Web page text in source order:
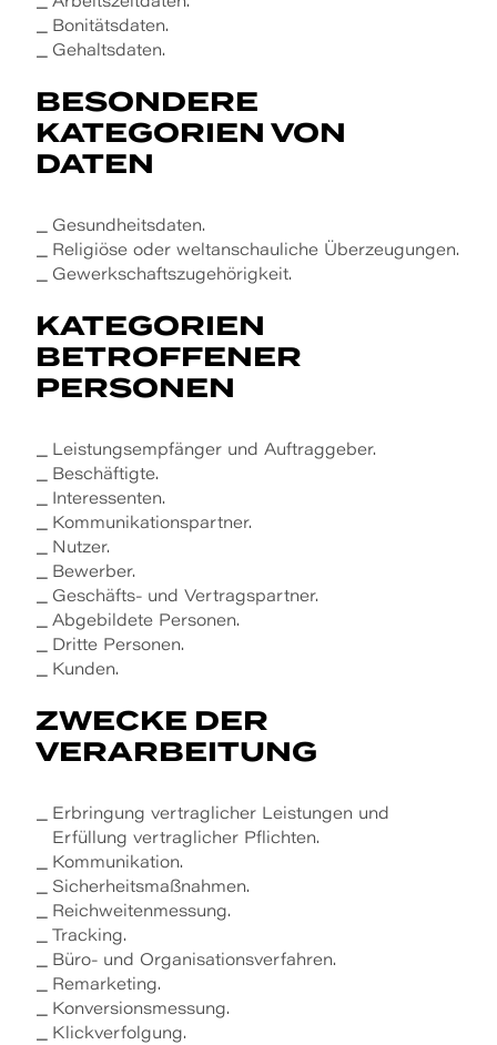
Bonitätsdaten.
Gehaltsdaten.
BESONDERE
KATEGORIEN VON
DATEN
Gesundheitsdaten.
Religiöse oder weltanschauliche Überzeugungen.
Gewerkschaftszugehörigkeit.
KATEGORIEN
BETROFFENER
PERSONEN
Leistungsempfänger und Auftraggeber.
Beschäftigte.
Interessenten.
Kommunikationspartner.
Nutzer.
Bewerber.
Geschäfts- und Vertragspartner.
Abgebildete Personen.
Dritte Personen.
Kunden.
ZWECKE DER
VERARBEITUNG
Erbringung vertraglicher Leistungen und
Erfüllung vertraglicher Pflichten.
Kommunikation.
Sicherheitsmaßnahmen.
Reichweitenmessung.
Tracking.
Büro- und Organisationsverfahren.
Remarketing.
Konversionsmessung.
Klickverfolgung.